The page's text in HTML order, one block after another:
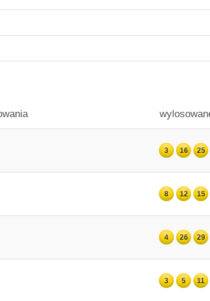
3 16 25
8 12 15
4 26 29
3 5 11